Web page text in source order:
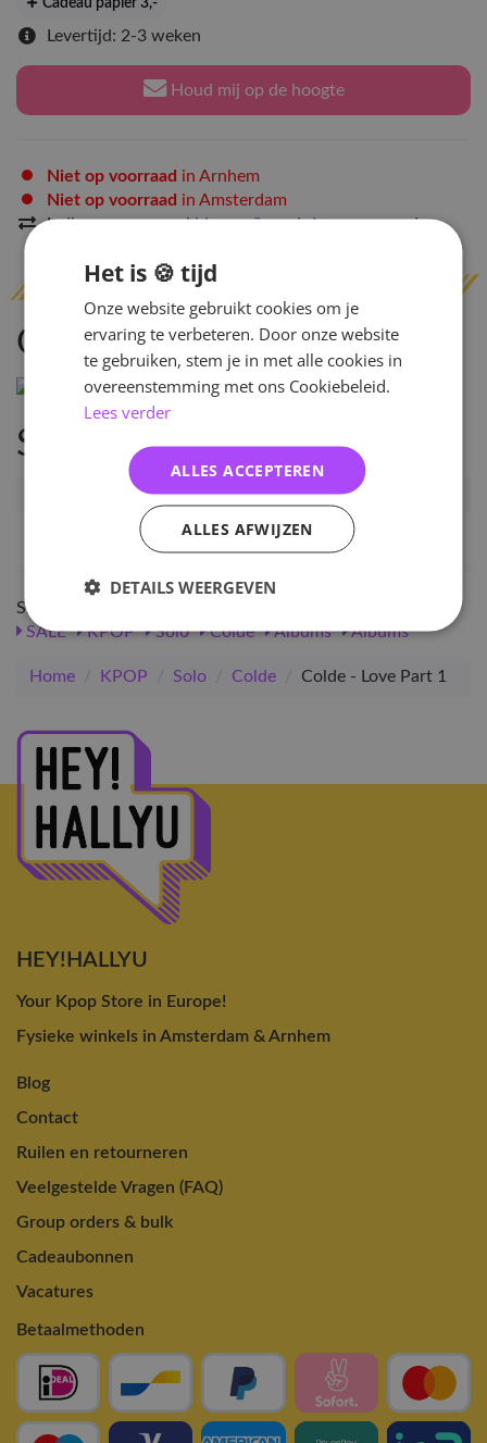
Cadeau papier 3,-
Levertijd: 2-3 weken
Houd mij op de hoogte
Niet op voorraad in Arnhem
Niet op voorraad in Amsterdam
Indien op voorraadbinnen 2 werkdagenverzonden
Omschrijving
Specificaties
Artikelnummer
83743
8803581202984
Shop meer
SALE
KPOP Solo Colde Albums Albums
Home / KPOP / Solo / Colde / Colde - Love Part 1
HEY!HALLYU
Your Kpop Store in Europe!
Fysieke winkels in Amsterdam & Arnhem
Blog
Contact
Ruilen en retourneren
Veelgestelde Vragen (FAQ)
Group orders & bulk
Cadeaubonnen
Vacatures
Betaalmethoden
Het is 🍪 tijd
Onze website gebruikt cookies om je
ervaring te verbeteren. Door onze website
te gebruiken, stem je in met alle cookies in
overeenstemming met ons Cookiebeleid.
Lees verder
ALLES ACCEPTEREN
ALLES AFWIJZEN
DETAILS WEERGEVEN